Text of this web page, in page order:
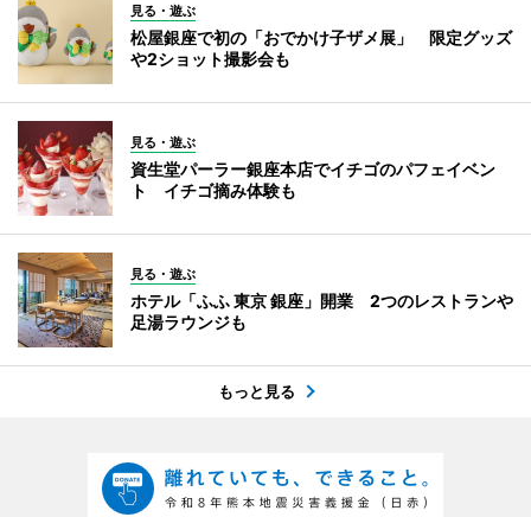
見る・遊ぶ
松屋銀座で初の「おでかけ子ザメ展」 限定グッズ
や2ショット撮影会も
見る・遊ぶ
資生堂パーラー銀座本店でイチゴのパフェイベン
ト イチゴ摘み体験も
見る・遊ぶ
ホテル「ふふ 東京 銀座」開業 2つのレストランや
足湯ラウンジも
もっと見る